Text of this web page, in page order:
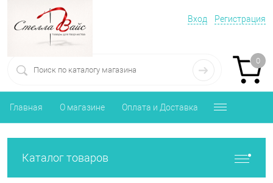
Вход Регистрация
0
Главная О магазине Оплата и Доставка
Каталог товаров